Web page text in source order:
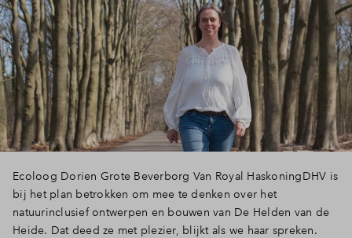
Ecoloog Dorien Grote Beverborg Van Royal HaskoningDHV is
bij het plan betrokken om mee te denken over het
natuurinclusief ontwerpen en bouwen van De Helden van de
Heide. Dat deed ze met plezier, blijkt als we haar spreken.